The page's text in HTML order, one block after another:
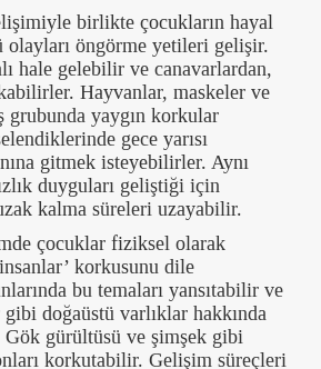
birlikte çocukların hayal
olayları öngörme yetileri gelişir.
hale gelebilir ve canavarlardan,
Hayvanlar, maskeler ve
grubunda yaygın korkular
gece yarısı
gitmek isteyebilirler. Aynı
duyguları geliştiği için
kalma süreleri uzayabilir.
çocuklar fiziksel olarak
korkusunu dile
bu temaları yansıtabilir ve
doğaüstü varlıklar hakkında
gürültüsü ve şimşek gibi
korkutabilir. Gelişim süreçleri